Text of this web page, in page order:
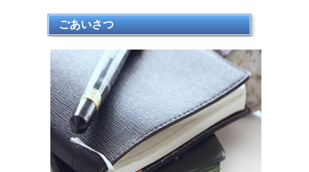
ごあいさつ